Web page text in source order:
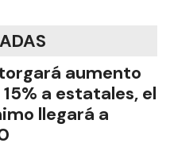
aumento
a estatales, el
llegará a